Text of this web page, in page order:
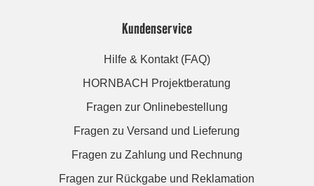
Kundenservice
Hilfe & Kontakt (FAQ)
HORNBACH Projektberatung
Fragen zur Onlinebestellung
Fragen zu Versand und Lieferung
Fragen zu Zahlung und Rechnung
Fragen zur Rückgabe und Reklamation